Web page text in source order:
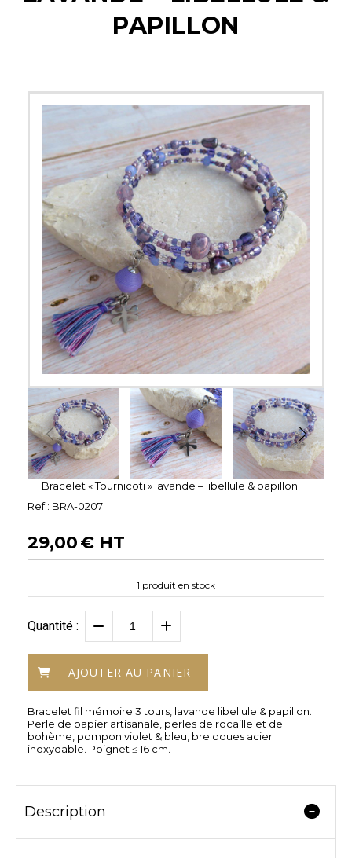
PAPILLON
Bracelet « Tournicoti » lavande – libellule & papillon
Ref : BRA-0207
29,00€ HT
1 produit en stock
Quantité :
AJOUTER AU PANIER
Bracelet fil mémoire 3 tours, lavande libellule & papillon.
Perle de papier artisanale, perles de rocaille et de
bohème, pompon violet & bleu, breloques acier
inoxydable. Poignet ≤ 16 cm.
Description